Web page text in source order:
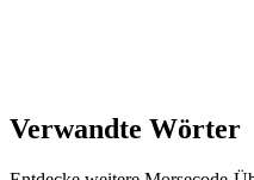
Verwandte Wörter